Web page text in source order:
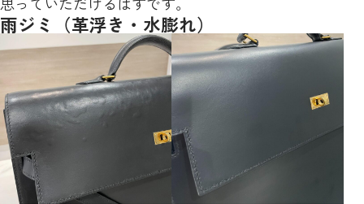
雨ジミ（革浮き・水膨れ）